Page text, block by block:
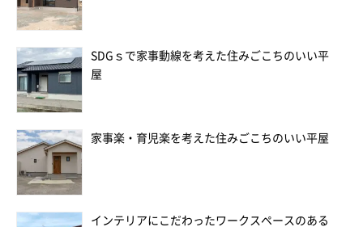
SDGｓで家事動線を考えた住みごこちのいい平
屋
家事楽・育児楽を考えた住みごこちのいい平屋
インテリアにこだわったワークスペースのある